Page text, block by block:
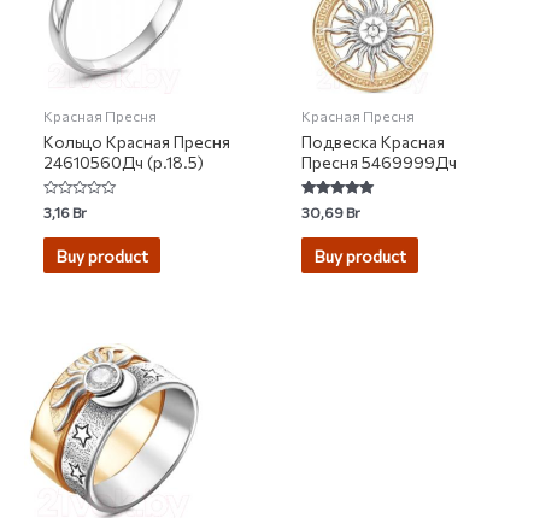
Красная Пресня
Кольцо Красная Пресня
24610560Дч (р.18.5)
Rated
0
out
3,16Br
Buy product
Красная Пресня
Подвеска Красная
Пресня 5469999Дч
Rated
5.00
out of 5
30,69Br
Buy product